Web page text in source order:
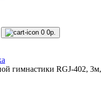
0 0р.
гимнастики RGJ-402, 3м,